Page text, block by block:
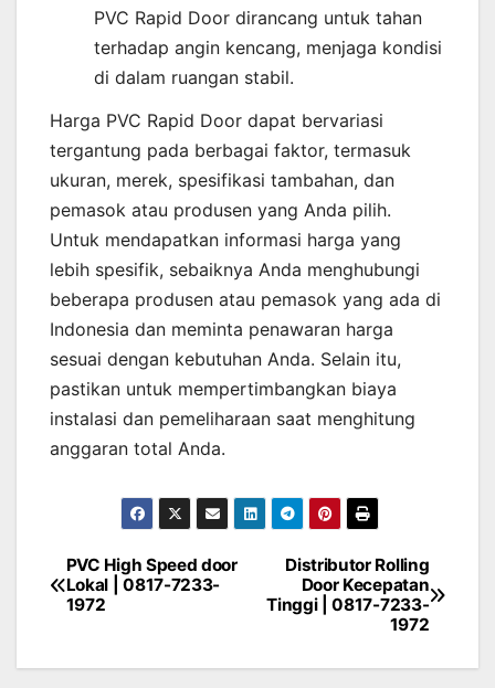
PVC Rapid Door dirancang untuk tahan
terhadap angin kencang, menjaga kondisi
di dalam ruangan stabil.
Harga PVC Rapid Door dapat bervariasi
tergantung pada berbagai faktor, termasuk
ukuran, merek, spesifikasi tambahan, dan
pemasok atau produsen yang Anda pilih.
Untuk mendapatkan informasi harga yang
lebih spesifik, sebaiknya Anda menghubungi
beberapa produsen atau pemasok yang ada di
Indonesia dan meminta penawaran harga
sesuai dengan kebutuhan Anda. Selain itu,
pastikan untuk mempertimbangkan biaya
instalasi dan pemeliharaan saat menghitung
anggaran total Anda.
Post
navigation
Distributor Rolling
Door Kecepatan
Tinggi | 0817-7233-
1972
PVC High Speed door
Lokal | 0817-7233-
1972